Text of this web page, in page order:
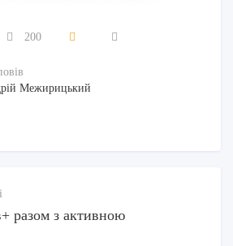
200
Межирицький
разом з активною